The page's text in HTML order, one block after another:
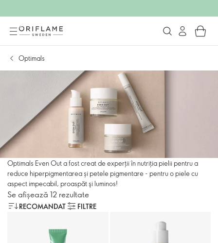
Optimals
Optimals Even Out a fost creat de experții în nutriția pielii pentru a
reduce hiperpigmentarea și petele pigmentare - pentru o piele cu
aspect impecabil, proaspăt şi luminos!
Se afișează 12 rezultate
RECOMANDAT FILTRE